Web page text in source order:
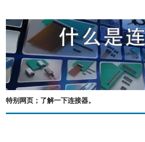
特别网页；了解一下连接器。